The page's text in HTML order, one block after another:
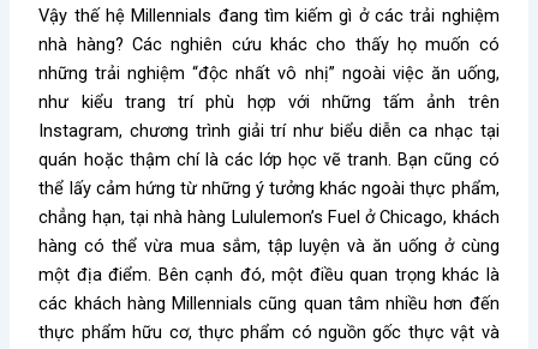
Vậy thế hệ Millennials đang tìm kiếm gì ở các trải nghiệm
nhà hàng? Các nghiên cứu khác cho thấy họ muốn có
những trải nghiệm “độc nhất vô nhị” ngoài việc ăn uống,
như kiểu trang trí phù hợp với những tấm ảnh trên
Instagram, chương trình giải trí như biểu diễn ca nhạc tại
quán hoặc thậm chí là các lớp học vẽ tranh. Bạn cũng có
thể lấy cảm hứng từ những ý tưởng khác ngoài thực phẩm,
chẳng hạn, tại nhà hàng Lululemon’s Fuel ở Chicago, khách
hàng có thể vừa mua sắm, tập luyện và ăn uống ở cùng
một địa điểm. Bên cạnh đó, một điều quan trọng khác là
các khách hàng Millennials cũng quan tâm nhiều hơn đến
thực phẩm hữu cơ, thực phẩm có nguồn gốc thực vật và